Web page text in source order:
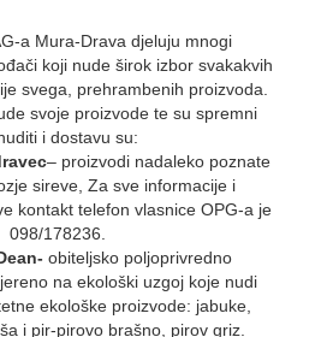
a Mura-Drava djeluju mnogi
koji nude širok izbor svakakvih
svega, prehrambenih proizvoda.
svoje proizvode te su spremni
i dostavu su:
– proizvodi nadaleko poznate
sireve, Za sve informacije i
kontakt telefon vlasnice OPG-a je
098/178236.
obiteljsko poljoprivredno
na ekološki uzgoj koje nudi
ekološke proizvode: jabuke,
i pir-pirovo brašno, pirov griz.